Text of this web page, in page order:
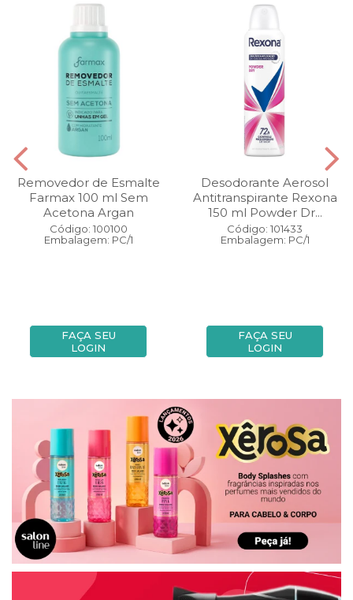
Removedor de Esmalte
Farmax 100 ml Sem
Acetona Argan
Código: 100100
Embalagem: PC/1
FAÇA SEU
LOGIN
Desodorante Aerosol
Antitranspirante Rexona
150 ml Powder Dr...
Código: 101433
Embalagem: PC/1
FAÇA SEU
LOGIN